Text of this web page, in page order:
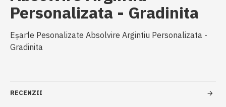
Personalizata - Gradinita
Eșarfe Pesonalizate Absolvire Argintiu Personalizata -
Gradinita
RECENZII